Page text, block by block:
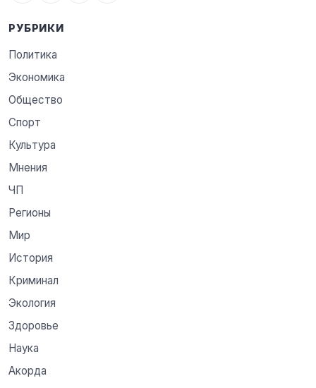
РУБРИКИ
Политика
Экономика
Общество
Спорт
Культура
Мнения
ЧП
Регионы
Мир
История
Криминал
Экология
Здоровье
Наука
Акорда